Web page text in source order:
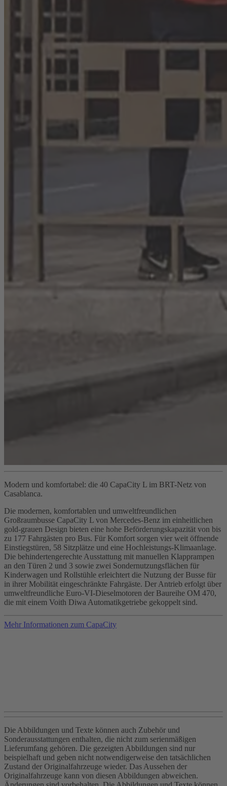
Modern und komfortabel: die 40 CapaCity L im BRT-Netz von
Casablanca.
Die modernen, komfortablen und umweltfreundlichen
Großraumbusse CapaCity L von Mercedes-Benz im einheitlichen
gold-grauen Design bieten eine hohe Beförderungskapazität von bis
zu 177 Fahrgästen pro Bus. Für Komfort sorgen vier weit öffnende
Einstiegstüren, 58 Sitzplätze und eine Hochleistungs-Klimaanlage.
Die behindertengerechte Ausstattung mit manuellen Klapprampen
an den Türen 2 und 3 sowie zwei Sondernutzungsflächen für
Kinderwagen und Rollstühle erleichtert die Nutzung der Busse für
in ihrer Mobilität eingeschränkte Fahrgäste. Der Antrieb erfolgt über
umweltfreundliche Euro-VI-Dieselmotoren der Baureihe OM 470,
die mit einem Voith Diwa Automatikgetriebe gekoppelt sind.
Mehr Informationen zum CapaCity
Die Abbildungen und Texte können auch Zubehör und
Sonderausstattungen enthalten, die nicht zum serienmäßigen
Lieferumfang gehören. Die gezeigten Abbildungen sind nur
beispielhaft und geben nicht notwendigerweise den tatsächlichen
Zustand der Originalfahrzeuge wieder. Das Aussehen der
Originalfahrzeuge kann von diesen Abbildungen abweichen.